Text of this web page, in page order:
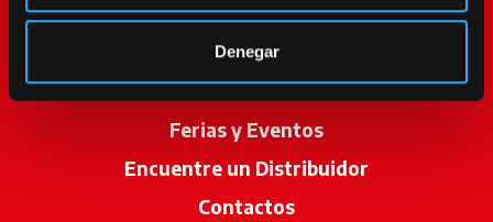
Denegar
Servicios
Promociones
Noticias
Ferias y Eventos
Encuentre un Distribuidor
Contactos